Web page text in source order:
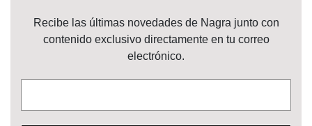
Recibe las últimas novedades de Nagra junto con
contenido exclusivo directamente en tu correo
electrónico.